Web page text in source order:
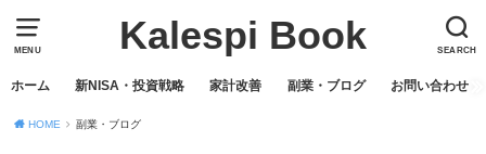
MENU SEARCH
Kalespi Book
ホーム 新NISA・投資戦略 家計改善 副業・ブログ お問い合わせ
HOME 副業・ブログ